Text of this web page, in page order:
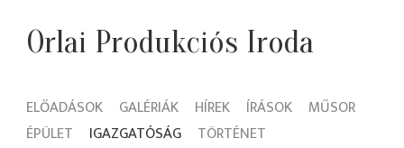
Orlai Produkciós Iroda
ELŐADÁSOK GALÉRIÁK HÍREK ÍRÁSOK
MŰSOR
ÉPÜLET
IGAZGATÓSÁG TÖRTÉNET